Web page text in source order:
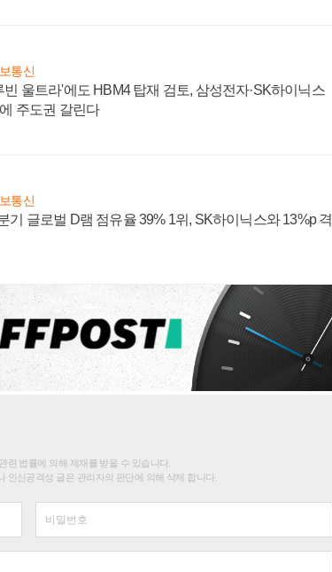
통신
빈 울트라'에도 HBM4 탑재 검토, 삼성전자·SK하이닉스
주도권 갈린다
통신
기 글로벌 D램 점유율 39% 1위, SK하이닉스와 13%p 격
련 법률에 의해 제재를 받을 수 있습니다.
인신공격성 글은 관리자의 판단에 의해 삭제 합니다.